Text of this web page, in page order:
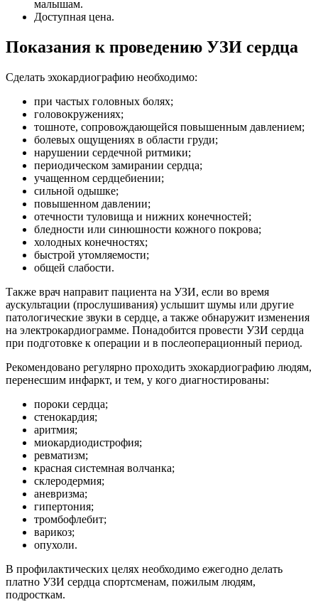
малышам.
Доступная цена.
Показания к проведению УЗИ сердца
Сделать эхокардиографию необходимо:
при частых головных болях;
головокружениях;
тошноте, сопровождающейся повышенным давлением;
болевых ощущениях в области груди;
нарушении сердечной ритмики;
периодическом замирании сердца;
учащенном сердцебиении;
сильной одышке;
повышенном давлении;
отечности туловища и нижних конечностей;
бледности или синюшности кожного покрова;
холодных конечностях;
быстрой утомляемости;
общей слабости.
Также врач направит пациента на УЗИ, если во время
аускультации (прослушивания) услышит шумы или другие
патологические звуки в сердце, а также обнаружит изменения
на электрокардиограмме. Понадобится провести УЗИ сердца
при подготовке к операции и в послеоперационный период.
Рекомендовано регулярно проходить эхокардиографию людям,
перенесшим инфаркт, и тем, у кого диагностированы:
пороки сердца;
стенокардия;
аритмия;
миокардиодистрофия;
ревматизм;
красная системная волчанка;
склеродермия;
аневризма;
гипертония;
тромбофлебит;
варикоз;
опухоли.
В профилактических целях необходимо ежегодно делать
платно УЗИ сердца спортсменам, пожилым людям,
подросткам.